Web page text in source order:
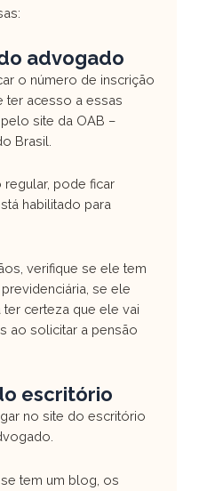
advogado
o número de inscrição
ter acesso a essas
site da OAB –
Brasil.
pode ficar
habilitado para
verifique se ele tem
se ele
certeza que ele vai
ao solicitar a pensão
escritório
no site do escritório
tem um blog, os